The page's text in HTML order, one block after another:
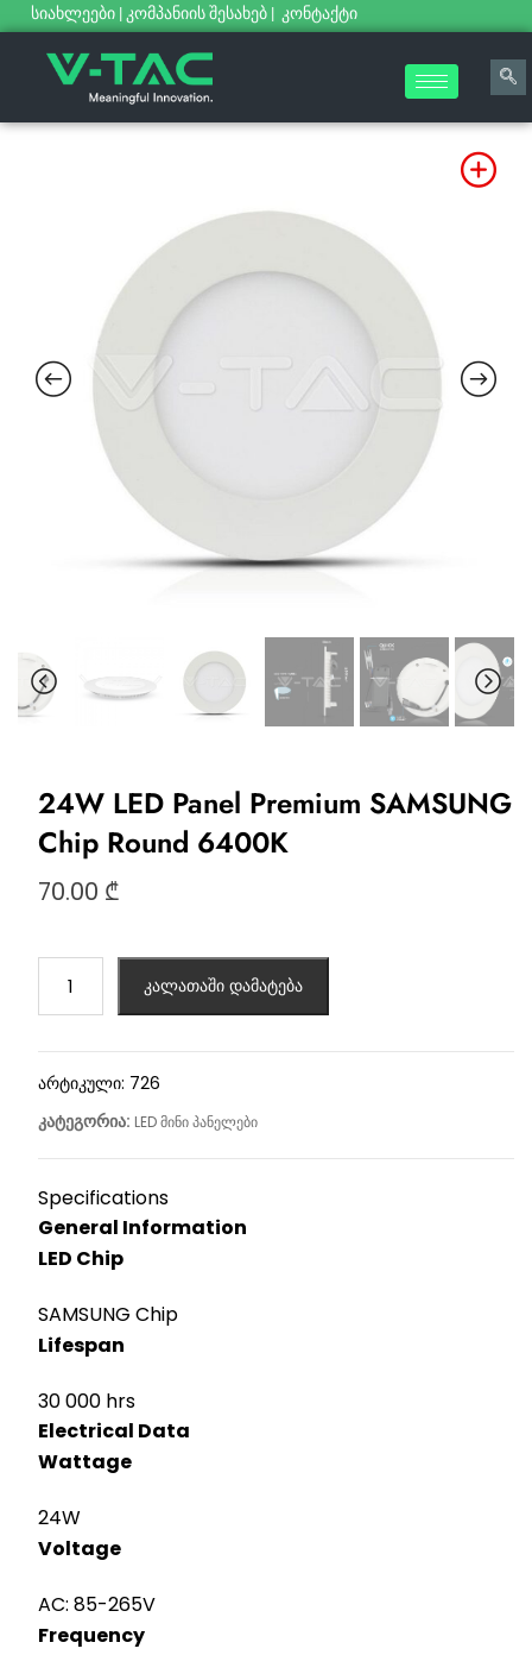
სიახლეები | კომპანიის შესახებ | კონტაქტი
24W LED Panel Premium SAMSUNG
Chip Round 6400K
70.00 ₾
კალათაში დამატება
არტიკული: 726
კატეგორია: LED მინი პანელები
Specifications
General Information
LED Chip
SAMSUNG Chip
Lifespan
30 000 hrs
Electrical Data
Wattage
24W
Voltage
AC: 85-265V
Frequency